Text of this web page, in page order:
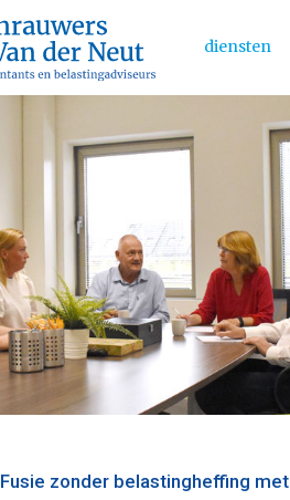
Main Menu
diensten
Fusie zonder belastingheffing